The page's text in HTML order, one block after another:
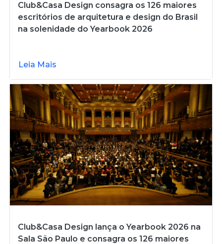
Club&Casa Design consagra os 126 maiores
escritórios de arquitetura e design do Brasil
na solenidade do Yearbook 2026
Leia Mais
Club&Casa Design lança o Yearbook 2026 na
Sala São Paulo e consagra os 126 maiores